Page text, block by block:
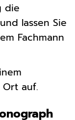
die
lassen Sie
Fachmann
auf.